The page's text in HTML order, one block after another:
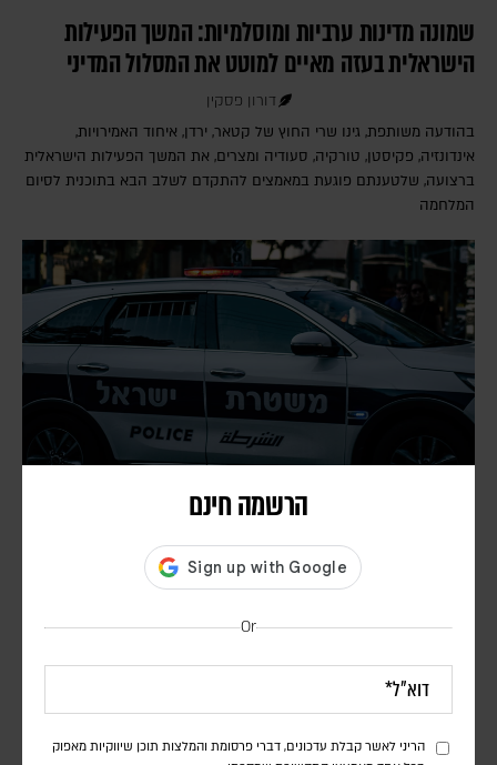
הרשמה חינם
Or
הריני לאשר קבלת עדכונים, דברי פרסומת והמלצות תוכן שיווקיות מאפוק
שמונה מדינות ערביות ומוסלמיות: המשך הפעילות
הישראלית בעזה מאיים למוטט את המסלול המדיני
דורון פסקין
בהודעה משותפת, גינו שרי החוץ של קטאר, ירדן, איחוד האמירויות,
אינדונזיה, פקיסטן, טורקיה, סעודיה ומצרים, את המשך הפעילות הישראלית
ברצועה, שלטענתם פוגעת במאמצים להתקדם לשלב הבא בתוכנית לסיום
המלחמה
טרמילן אמושקוב, אזרח ישראלי, ואלינה קושנירקו, אזרחית אוקראינית,
ידי גורמים איראנים